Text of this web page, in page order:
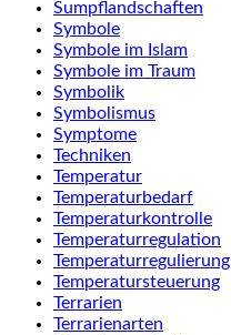
Sumpflandschaften
Symbole
Symbole im Islam
Symbole im Traum
Symbolik
Symbolismus
Symptome
Techniken
Temperatur
Temperaturbedarf
Temperaturkontrolle
Temperaturregulation
Temperaturregulierung
Temperatursteuerung
Terrarien
Terrarienarten